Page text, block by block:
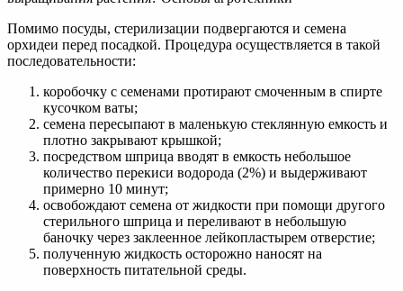
Помимо посуды, стерилизации подвергаются и семена
орхидеи перед посадкой. Процедура осуществляется в такой
последовательности:
коробочку с семенами протирают смоченным в спирте
кусочком ваты;
семена пересыпают в маленькую стеклянную емкость и
плотно закрывают крышкой;
посредством шприца вводят в емкость небольшое
количество перекиси водорода (2%) и выдерживают
примерно 10 минут;
освобождают семена от жидкости при помощи другого
стерильного шприца и переливают в небольшую
баночку через заклеенное лейкопластырем отверстие;
полученную жидкость осторожно наносят на
поверхность питательной среды.